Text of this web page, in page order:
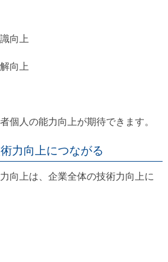
向上
向上
個人の能力向上が期待できます。
力向上につながる
向上は、企業全体の技術力向上に